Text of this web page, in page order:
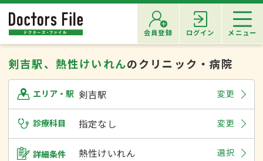
会員登録 ログイン メニュー
剣吉駅、熱性けいれんのクリニック・病院
エリア・駅 剣吉駅 変更
診療科目 指定なし 変更
詳細条件 熱性けいれん 選択